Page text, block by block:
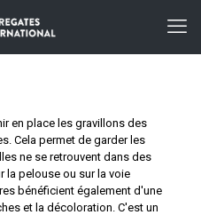
en place les gravillons des
Cela permet de garder les
ne se retrouvent dans des
la pelouse ou sur la voie
bénéficient également d'une
et la décoloration. C'est un